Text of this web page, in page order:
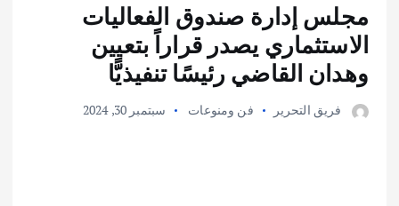
مجلس إدارة صندوق الفعاليات
الاستثماري يصدر قراراً بتعيين
وهدان القاضي رئيسًا تنفيذيًّا
فريق التحرير فن ومنوعات سبتمبر 30, 2024